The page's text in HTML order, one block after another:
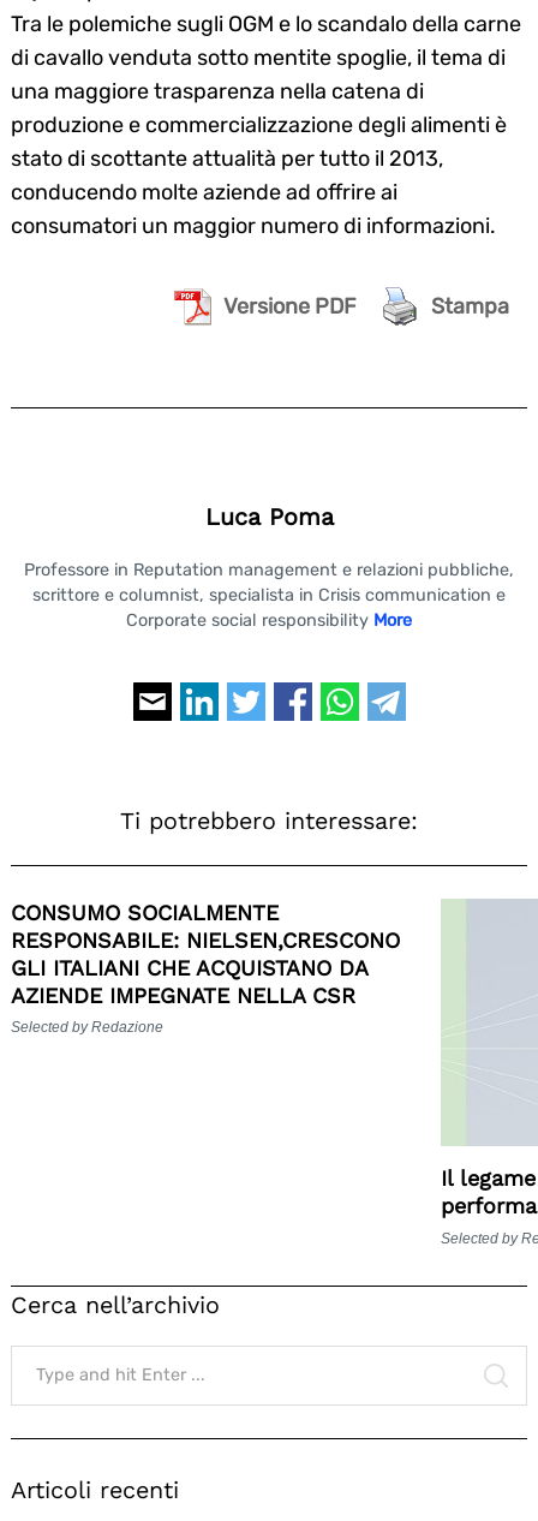
Tra le polemiche sugli OGM e lo scandalo della carne
di cavallo venduta sotto mentite spoglie, il tema di
una maggiore trasparenza nella catena di
produzione e commercializzazione degli alimenti è
stato di scottante attualità per tutto il 2013,
conducendo molte aziende ad offrire ai
consumatori un maggior numero di informazioni.
Versione PDF Stampa
Luca Poma
Professore in Reputation management e relazioni pubbliche,
scrittore e columnist, specialista in Crisis communication e
Corporate social responsibility More
Ti potrebbero interessare:
CONSUMO SOCIALMENTE
RESPONSABILE: NIELSEN,CRESCONO
GLI ITALIANI CHE ACQUISTANO DA
AZIENDE IMPEGNATE NELLA CSR
Selected by Redazione
Il
Selected by
Cerca nell’archivio
Search
for:
Articoli recenti